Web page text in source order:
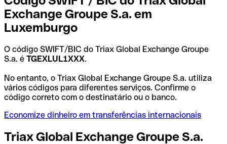
Exchange Groupe S.a. em
Luxemburgo
O código SWIFT/BIC do Triax Global Exchange Groupe
S.a. é TGEXLUL1XXX.
No entanto, o Triax Global Exchange Groupe S.a. utiliza
vários códigos para diferentes serviços. Confirme o
código correto com o destinatário ou o banco.
Economize dinheiro em transferências internacionais
Triax Global Exchange Groupe S.a.